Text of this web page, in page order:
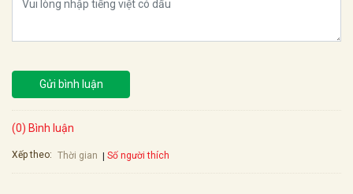
Gửi bình luận
(0) Bình luận
Xếp theo: Thời gian Số người thích